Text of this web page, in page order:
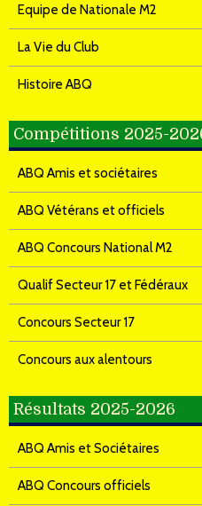
Equipe de Nationale M2
La Vie du Club
Histoire ABQ
Compétitions 2025-
ABQ Amis et sociétaires
ABQ Vétérans et officiels
ABQ Concours National M2
Qualif Secteur 17 et Fédéraux
Concours Secteur 17
Concours aux alentours
Résultats 2025-2026
ABQ Amis et Sociétaires
ABQ Concours officiels